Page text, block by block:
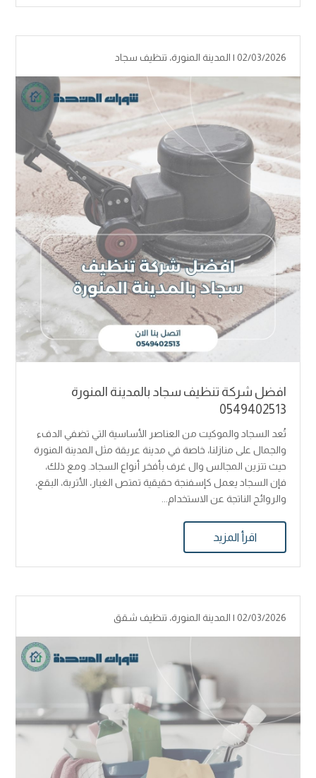
02/03/2026 | المدينة المنورة، تنظيف سجاد
افضل شركة تنظيف سجاد بالمدينة المنورة
0549402513
تُعد السجاد والموكيت من العناصر الأساسية التي تضفي الدفء
والجمال على منازلنا، خاصة في مدينة عريقة مثل المدينة المنورة
حيث تتزين المجالس وال غرف بأفخر أنواع السجاد. ومع ذلك،
فإن السجاد يعمل كإسفنجة حقيقية تمتص الغبار، الأتربة، البقع،
والروائح الناتجة عن الاستخدام...
اقرأ المزيد
02/03/2026 | المدينة المنورة، تنظيف شقق